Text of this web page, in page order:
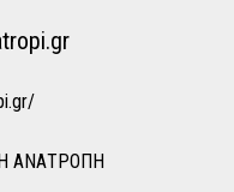
ΑΝΑΤΡΟΠΗ